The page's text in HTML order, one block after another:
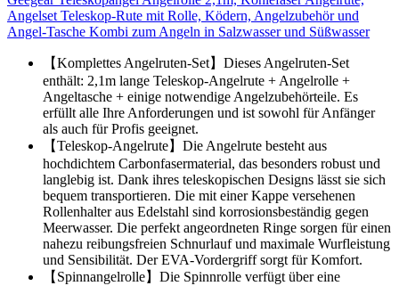
Angelset Teleskop-Rute mit Rolle, Ködern, Angelzubehör und
Angel-Tasche Kombi zum Angeln in Salzwasser und Süßwasser
【Komplettes Angelruten-Set】Dieses Angelruten-Set
enthält: 2,1m lange Teleskop-Angelrute + Angelrolle +
Angeltasche + einige notwendige Angelzubehörteile. Es
erfüllt alle Ihre Anforderungen und ist sowohl für Anfänger
als auch für Profis geeignet.
【Teleskop-Angelrute】Die Angelrute besteht aus
hochdichtem Carbonfasermaterial, das besonders robust und
langlebig ist. Dank ihres teleskopischen Designs lässt sie sich
bequem transportieren. Die mit einer Kappe versehenen
Rollenhalter aus Edelstahl sind korrosionsbeständig gegen
Meerwasser. Die perfekt angeordneten Ringe sorgen für einen
nahezu reibungsfreien Schnurlauf und maximale Wurfleistung
und Sensibilität. Der EVA-Vordergriff sorgt für Komfort.
【Spinnangelrolle】Die Spinnrolle verfügt über eine